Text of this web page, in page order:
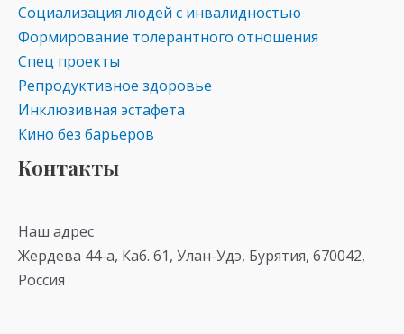
Социализация людей с инвалидностью
Формирование толерантного отношения
Спец проекты
Репродуктивное здоровье
Инклюзивная эстафета
Кино без барьеров
Контакты
Наш адрес
Жердева 44-а, Каб. 61, Улан-Удэ, Бурятия, 670042,
Россия